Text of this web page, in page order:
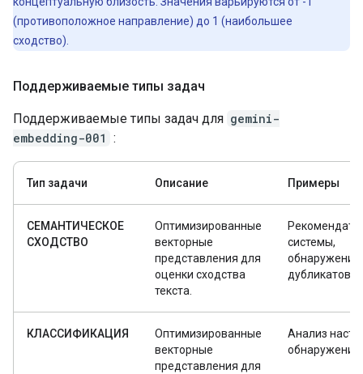
(противоположное направление) до 1 (наибольшее
сходство).
Поддерживаемые типы задач
Поддерживаемые типы задач для gemini-
embedding-001 :
Тип задачи Описание Примеры
СЕМАНТИЧЕСКОЕ
СХОДСТВО
Оптимизированные
векторные
представления для
оценки сходства
текста.
системы,
обнаружение
дубликатов
КЛАССИФИКАЦИЯ
Оптимизированные
векторные
представления для
Анализ
обнаружение